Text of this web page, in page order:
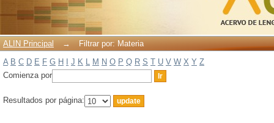
ALIN Principal →
Filtrar por: Materia
A B C D E F G H J K L M N O P Q R S T U V W X Y Z
Comienza por
Resultados por página: